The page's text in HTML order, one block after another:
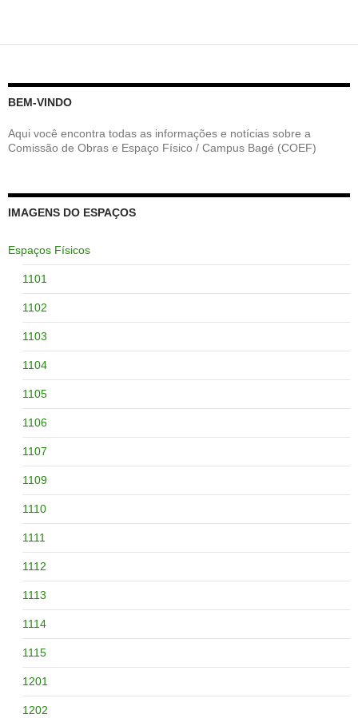
BEM-VINDO
Aqui você encontra todas as informações e notícias sobre a
Comissão de Obras e Espaço Físico / Campus Bagé (COEF)
IMAGENS DO ESPAÇOS
Espaços Físicos
1101
1102
1103
1104
1105
1106
1107
1109
1110
1111
1112
1113
1114
1115
1201
1202